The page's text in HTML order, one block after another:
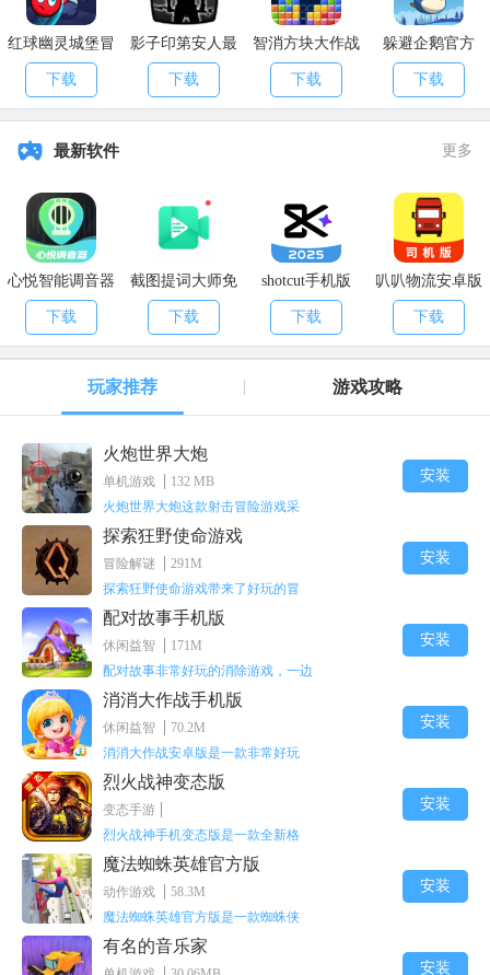
红球幽灵城堡冒
险安卓
下载
影子印第安人最
新版
下载
智消方块大作战
手机版
下载
躲避企鹅官方
下载
最新软件 更多
心悦智能调音器
app
下载
截图提词大师免
费版
下载
shotcut手机版
下载
叭叭物流安卓版
本
下载
玩家推荐 游戏攻略
火炮世界大炮
单机游戏
132 MB
火炮世界大炮这款射击冒险游戏采
安装
探索狂野使命游戏
冒险解谜
291M
探索狂野使命游戏带来了好玩的冒
安装
配对故事手机版
休闲益智
171M
配对故事非常好玩的消除游戏，一边
安装
消消大作战手机版
休闲益智
70.2M
消消大作战安卓版是一款非常好玩
安装
烈火战神变态版
变态手游
烈火战神手机变态版是一款全新格
安装
魔法蜘蛛英雄官方版
动作游戏
58.3M
魔法蜘蛛英雄官方版是一款蜘蛛侠
安装
有名的音乐家
安装